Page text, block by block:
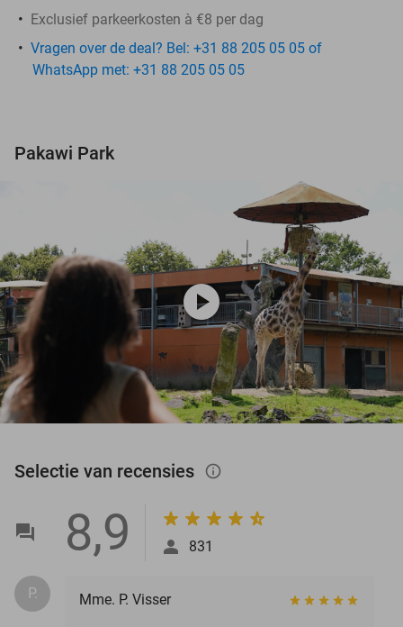
Exclusief parkeerkosten à €8 per dag
Vragen over de deal? Bel: +31 88 205 05 05 of
WhatsApp met: +31 88 205 05 05
Pakawi Park
play_circle
Selectie van recensies info_outlined
8,9 831
P. Mme. P. Visser